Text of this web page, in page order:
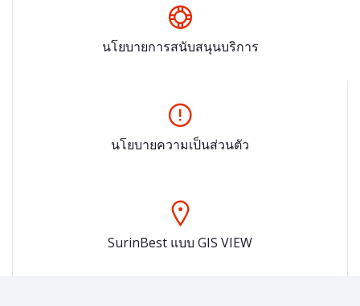
นโยบายการสนับสนุนบริการ
นโยบายความเป็นส่วนตัว
SurinBest แบบ GIS VIEW